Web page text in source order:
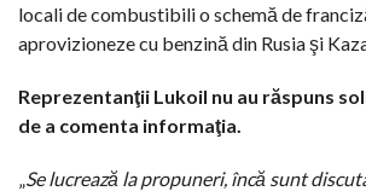
locali de combustibili o schemă de
aprovizioneze cu benzină din Rusia şi
Reprezentanţii Lukoil nu au răspuns
de a comenta informaţia.
Se lucrează la propuneri, încă sunt